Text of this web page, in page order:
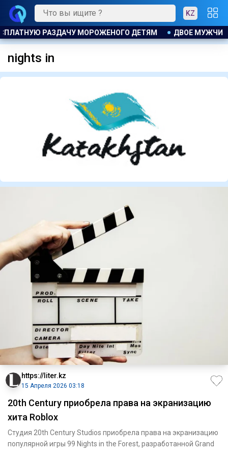
KZ
РАЗДАЧУ МОРОЖЕНОГО ДЕТЯМ ДВОЕ МУЖЧИН
nights in
https://liter.kz
15 Апреля 2026 03:18
20th Century приобрела права на экранизацию
хита Roblox
Студия 20th Century Studios приобрела права на экранизацию
популярной игры 99 Nights in the Forest, разработанной Grand